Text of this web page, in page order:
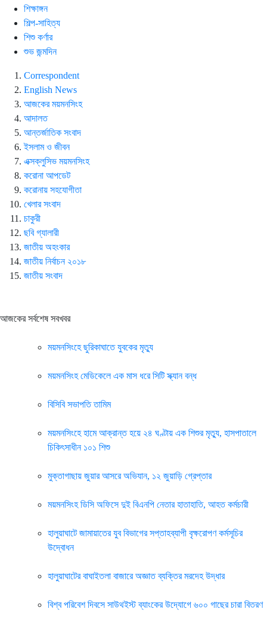
শিক্ষাঙ্গন
শিল্প-সাহিত্য
শিশু কর্ণার
শুভ জন্মদিন
Correspondent
English News
আজকের ময়মনসিংহ
আদালত
আন্তর্জাতিক সংবাদ
ইসলাম ও জীবন
এক্সক্লুসিভ ময়মনসিংহ
করোনা আপডেট
করোনায় সহযোগীতা
খেলার সংবাদ
চাকুরী
ছবি গ্যালারী
জাতীয় অহংকার
জাতীয় নির্বাচন ২০১৮
জাতীয় সংবাদ
আজকের সর্বশেষ সবখবর
ময়মনসিংহে ছুরিকাঘাতে যুবকের মৃত্যু
ময়মনসিংহ মেডিকেলে এক মাস ধরে সিটি স্ক্যান বন্ধ
বিসিবি সভাপতি তামিম
ময়মনসিংহে হামে আক্রান্ত হয়ে ২৪ ঘণ্টায় এক শিশুর মৃত্যু, হাসপাতালে
চিকিৎসাধীন ১০১ শিশু
মুক্তাগাছায় জুয়ার আসরে অভিযান, ১২ জুয়াড়ি গ্রেপ্তার
ময়মনসিংহ ডিসি অফিসে দুই বিএনপি নেতার হাতাহাতি, আহত কর্মচারী
হালুয়াঘাটে জামায়াতের যুব বিভাগের সপ্তাহব্যাপী বৃক্ষরোপণ কর্মসূচির
উদ্বোধন
হালুয়াঘাটের বাঘাইতলা বাজারে অজ্ঞাত ব্যক্তির মরদেহ উদ্ধার
বিশ্ব পরিবেশ দিবসে সাউথইস্ট ব্যাংকের উদ্যোগে ৬০০ গাছের চারা বিতরণ